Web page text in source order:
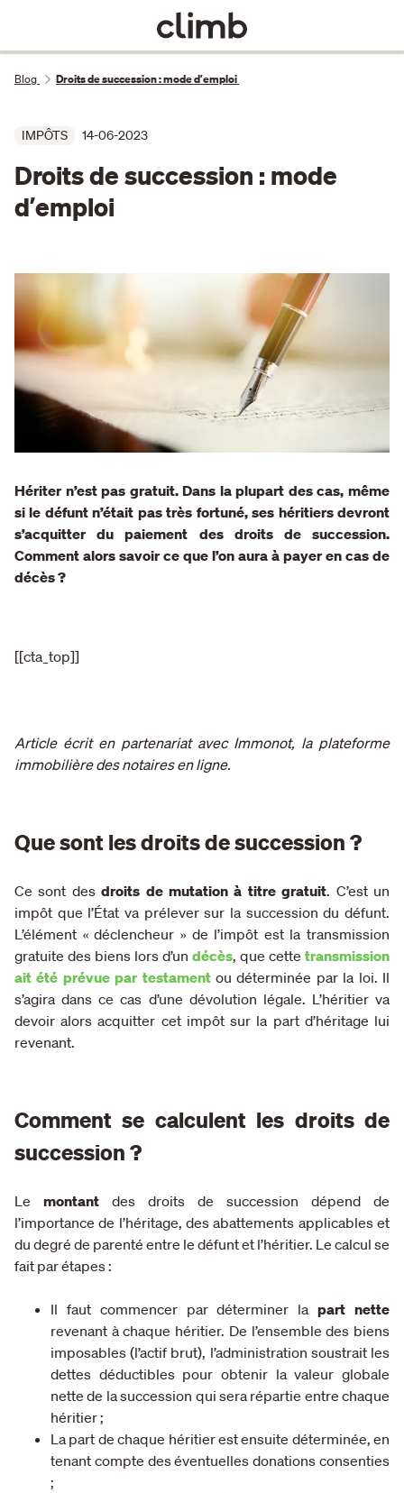
Blog Droits de succession : mode dʼemploi
IMPÔTS 14-06-2023
Droits de succession : mode
dʼemploi
Hériter n’est pas gratuit. Dans la plupart des cas, même
si le défunt n’était pas très fortuné, ses héritiers devront
s’acquitter du paiement des droits de succession.
Comment alors savoir ce que l’on aura à payer en cas de
décès ?
[[cta_top]]
Article écrit en partenariat avec Immonot, la plateforme
immobilière des notaires en ligne.
Que sont les droits de succession ?
Ce sont desdroits de mutation à titre gratuit. C’est un
impôt que l’État va prélever sur la succession du défunt.
L’élément « déclencheur » de l’impôt est la transmission
gratuite des biens lors d’un décès, que cette transmission
ait été prévue par testamentou déterminée par la loi. Il
s’agira dans ce cas d’une dévolution légale. L’héritier va
devoir alors acquitter cet impôt sur la part d’héritage lui
revenant.
Comment se calculent les droits de
succession ?
Le montant des droits de succession dépend de
l’importance de l’héritage, des abattements applicables et
du degré de parenté entre le défunt et l’héritier. Le calcul se
fait par étapes :
Il faut commencer par déterminer la part nette
revenant à chaque héritier. De l’ensemble des biens
imposables (l’actif brut), l’administration soustrait les
dettes déductibles pour obtenir la valeur globale
nette de la succession qui sera répartie entre chaque
héritier ;
La part de chaque héritier est ensuite déterminée, en
tenant compte des éventuelles donations consenties
;